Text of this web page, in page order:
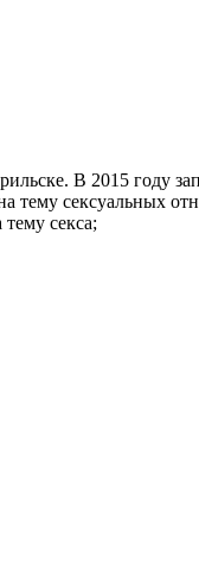
В 2015 году
тему сексуальных
секса;